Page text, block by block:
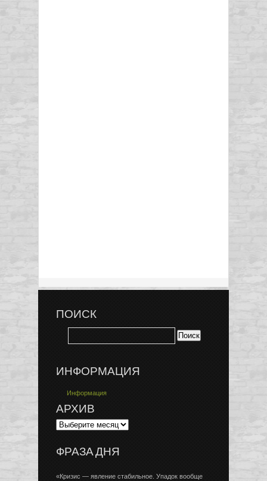
ПОИСК
ИНФОРМАЦИЯ
Информация
АРХИВ
ФРАЗА ДНЯ
«Кризис — явление стабильное. Упадок вообще